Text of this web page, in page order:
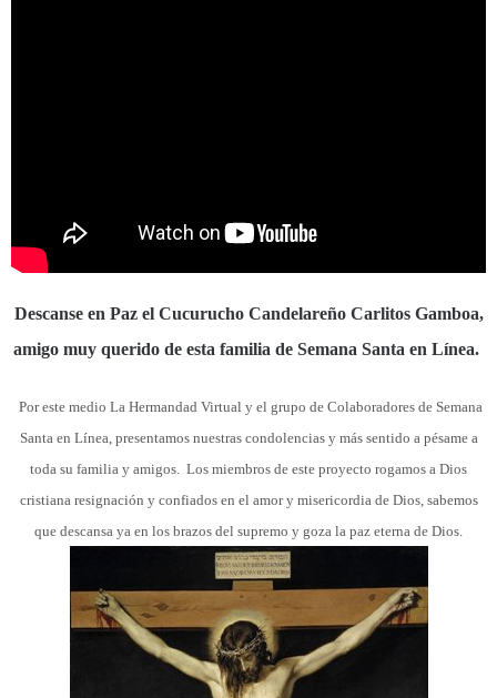
Descanse en Paz el Cucurucho Candelareño Carlitos Gamboa,
amigo muy querido de esta familia de Semana Santa en Línea.
Por este medio La Hermandad Virtual y el grupo de Colaboradores de Semana
Santa en Línea, presentamos nuestras condolencias y más sentido a pésame a
toda su familia y amigos. Los miembros de este proyecto rogamos a Dios
cristiana resignación y confiados en el amor y misericordia de Dios, sabemos
que descansa ya en los brazos del supremo y goza la paz eterna de Dios.